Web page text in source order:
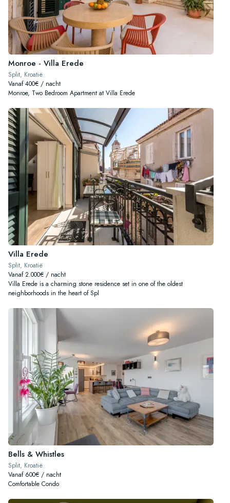
Monroe - Villa Erede
Split, Kroatië
Vanaf 400€ / nacht
Monroe, Two Bedroom Apartment at Villa Erede
Villa Erede
Split, Kroatië
Vanaf 2.000€ / nacht
Villa Erede is a charming stone residence set in one of the oldest
neighborhoods in the heart of Spl
Bells & Whistles
Split, Kroatië
Vanaf 600€ / nacht
Comfortable Condo